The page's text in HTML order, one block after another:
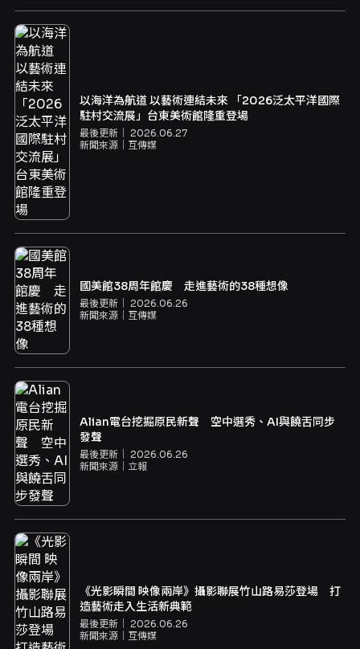
以海洋為航道 以藝術連結未來 「2026泛太平洋國際
駐村交流展」台東美術館隆重登場
最後更新｜ 2026.06.27
新聞來源｜ 互傳媒
國美館38周年館慶 走進藝術的38種想像
最後更新｜ 2026.06.26
新聞來源｜ 互傳媒
Alian電台挖掘原民新聲 空中選秀、AI與饒舌同步
發聲
最後更新｜ 2026.06.26
新聞來源｜ 立報
《光影瞬間 映像兩岸》攝影聯展竹山路易莎登場 打
造藝術走入生活新典範
最後更新｜ 2026.06.26
新聞來源｜ 互傳媒